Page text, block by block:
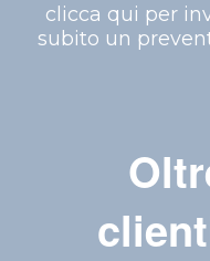
clicca qui per
subito un